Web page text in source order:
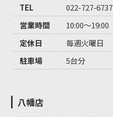
TEL
022-727-6737
営業時間
10:00〜19:00
定休日
毎週火曜日
駐車場
5台分
八幡店